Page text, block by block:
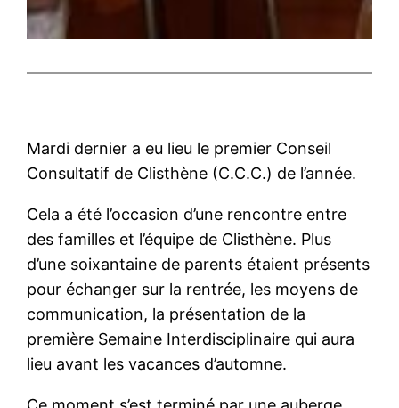
Mardi dernier a eu lieu le premier Conseil
Consultatif de Clisthène (C.C.C.) de l’année.
Cela a été l’occasion d’une rencontre entre
des familles et l’équipe de Clisthène. Plus
d’une soixantaine de parents étaient présents
pour échanger sur la rentrée, les moyens de
communication, la présentation de la
première Semaine Interdisciplinaire qui aura
lieu avant les vacances d’automne.